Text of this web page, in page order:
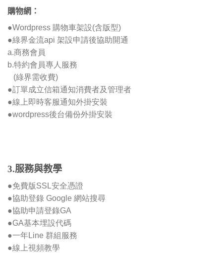
購物網 ：
●Wordpress 購物車架設(含版型)
●綠界金流api 架設申請後協助開通
a.商務會員
b.特約會員專人服務
(綠界需收費)
●訂單成立信箱通知消費者及管理者
●線上即時客服通知外掛安裝
●wordpress後台備份外掛安裝
3.服務與教學
●免費版SSL安全憑證
●協助登錄 Google 網站搜尋
●協助申請登錄GA
●GA基本埋設代碼
●一年Line 群組服務
●線上視頻教學